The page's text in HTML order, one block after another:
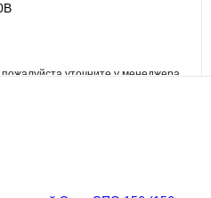
уточните у менеджера